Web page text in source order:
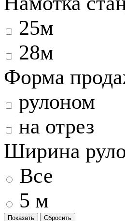
25м
28м
Форма
рулоном
на отрез
Ширина
Все
5 м